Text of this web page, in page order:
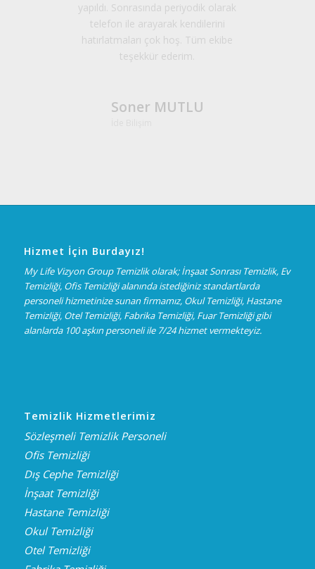
yapıldı. Sonrasında periyodik olarak
telefon ile arayarak kendilerini
hatırlatmaları çok hoş. Tüm ekibe
teşekkür ederim.
Soner MUTLU
Hizmet İçin Burdayız!
My Life Vizyon Group Temizlik olarak; İnşaat Sonrası Temizlik, Ev
Temizliği, Ofis Temizliği alanında istediğiniz standartlarda
personeli hizmetinize sunan firmamız, Okul Temizliği, Hastane
Temizliği, Otel Temizliği, Fabrika Temizliği, Fuar Temizliği gibi
alanlarda 100 aşkın personeli ile 7/24 hizmet vermekteyiz.
Temizlik Hizmetlerimiz
Sözleşmeli Temizlik Personeli
Ofis Temizliği
Dış Cephe Temizliği
İnşaat Temizliği
Hastane Temizliği
Okul Temizliği
Otel Temizliği